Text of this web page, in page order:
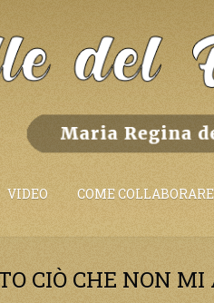
VIDEO COME COLLABORARE
CIÒ CHE NON MI